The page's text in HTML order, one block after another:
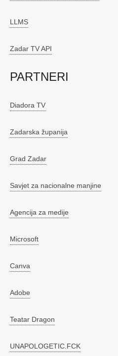
LLMS
Zadar TV API
PARTNERI
Diadora TV
Zadarska županija
Grad Zadar
Savjet za nacionalne manjine
Agencija za medije
Microsoft
Canva
Adobe
Teatar Dragon
UNAPOLOGETIC.FCK